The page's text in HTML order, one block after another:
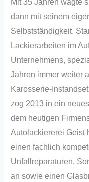
Mit 35 Jahren wagte
dann mit seinem
Selbstständigkeit.
Lackierarbeiten im
Unternehmens,
Jahren immer weiter
Karosserie-
zog 2013 in ein
dem heutigen
Autolackiererei Geist
einen fachlich
Unfallreparaturen,
an sowie einen